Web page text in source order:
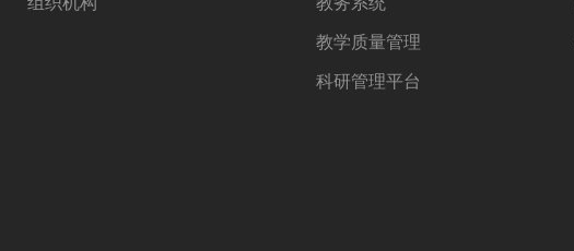
教学质量管理
科研管理平台